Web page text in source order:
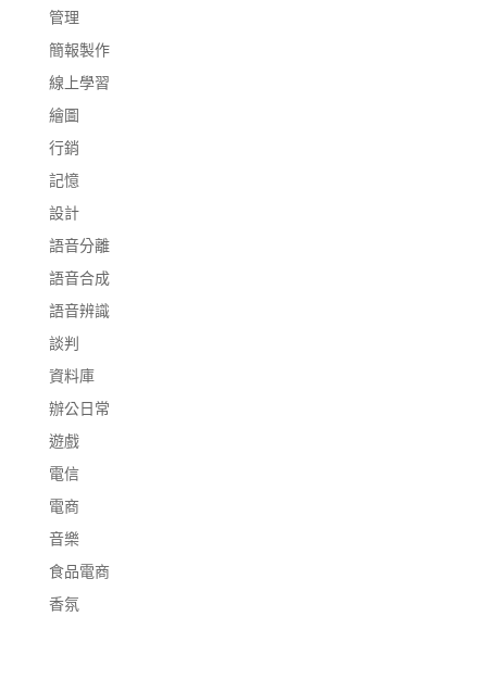
管理
簡報製作
線上學習
繪圖
行銷
記憶
設計
語音分離
語音合成
語音辨識
談判
資料庫
辦公日常
遊戲
電信
電商
音樂
食品電商
香氛